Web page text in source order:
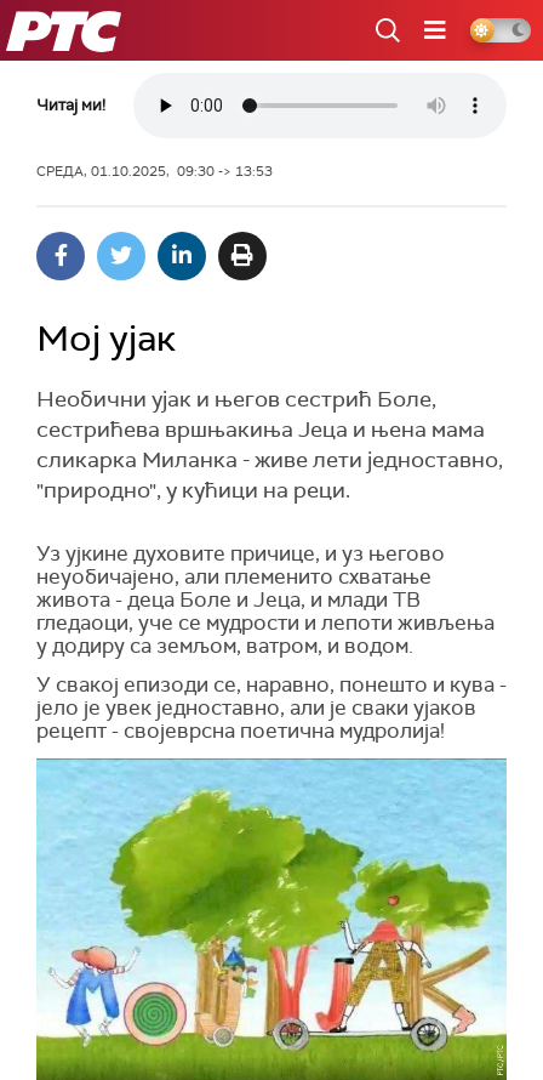
РТС
Читај ми!
СРЕДА, 01.10.2025, 09:30 -> 13:53
Мој ујак
Необични ујак и његов сестрић Боле,
сестрићева вршњакиња Јеца и њена мама
сликарка Миланка - живе лети једноставно,
"природно", у кућици на реци.
Уз ујкине духовите причице, и уз његово
неуобичајено, али племенито схватање
живота - деца Боле и Јеца, и млади ТВ
гледаоци, уче се мудрости и лепоти живљења
у додиру са земљом, ватром, и водом.
У свакој епизоди се, наравно, понешто и кува -
јело је увек једноставно, али је сваки ујаков
рецепт - својеврсна поетична мудролија!